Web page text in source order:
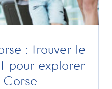
: trouver le
pour explorer